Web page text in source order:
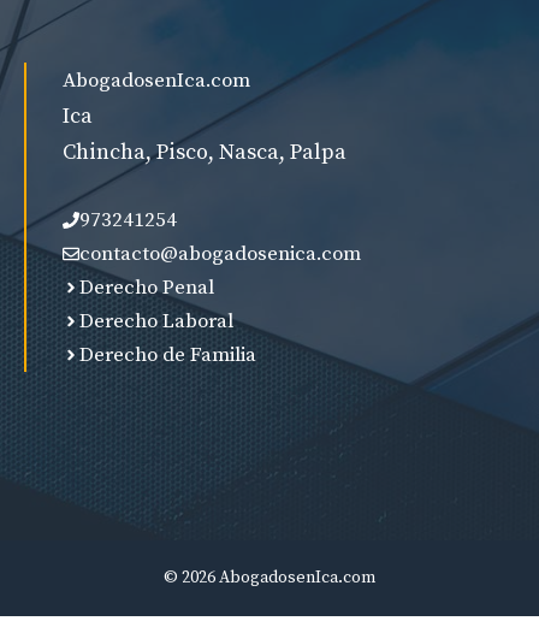
AbogadosenIca.com
Ica
Chincha, Pisco, Nasca, Palpa
973241254
contacto@abogadosenica.com
Derecho Penal
Derecho Laboral
Derecho de Familia
© 2026 AbogadosenIca.com